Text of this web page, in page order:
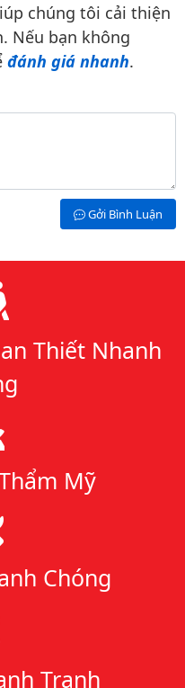
chúng tôi cải thiện
Nếu bạn không
đánh giá nhanh.
Gởi Bình Luận
Thiết Nhanh
Mỹ
Chóng
Tranh